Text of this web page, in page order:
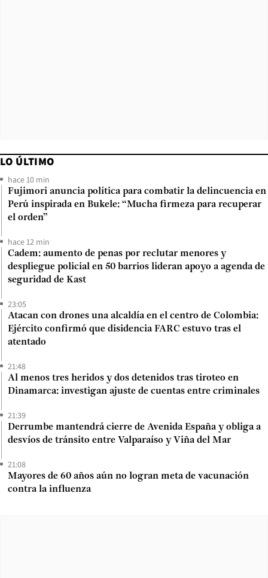
LO ÚLTIMO
hace 10 min
Fujimori anuncia política para combatir la delincuencia en
Perú inspirada en Bukele: “Mucha firmeza para recuperar
el orden”
hace 12 min
Cadem: aumento de penas por reclutar menores y
despliegue policial en 50 barrios lideran apoyo a agenda de
seguridad de Kast
23:05
Atacan con drones una alcaldía en el centro de Colombia:
Ejército confirmó que disidencia FARC estuvo tras el
atentado
21:48
Al menos tres heridos y dos detenidos tras tiroteo en
Dinamarca: investigan ajuste de cuentas entre criminales
21:39
Derrumbe mantendrá cierre de Avenida España y obliga a
desvíos de tránsito entre Valparaíso y Viña del Mar
21:08
Mayores de 60 años aún no logran meta de vacunación
contra la influenza